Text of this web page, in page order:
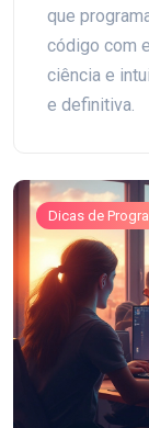
que
código com
ciência e
e definitiva.
Dicas de